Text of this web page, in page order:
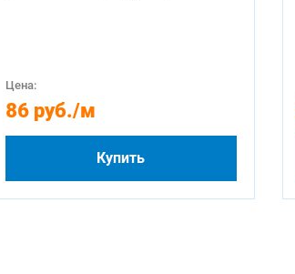
Цена:
86 руб./м
Купить